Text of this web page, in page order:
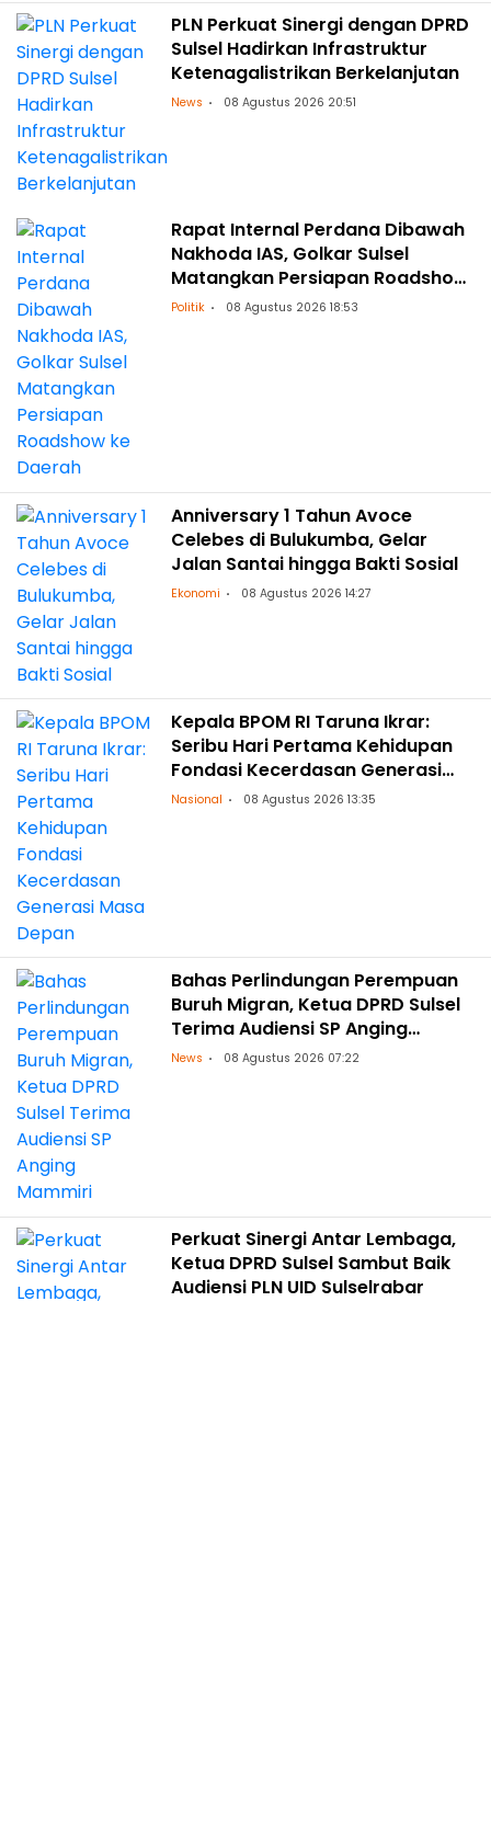
PLN Perkuat Sinergi dengan DPRD
Sulsel Hadirkan Infrastruktur
Ketenagalistrikan Berkelanjutan
News 08 Agustus 2026 20:51
Rapat Internal Perdana Dibawah
Nakhoda IAS, Golkar Sulsel
Matangkan Persiapan Roadshow
ke Daerah
Politik 08 Agustus 2026 18:53
Anniversary 1 Tahun Avoce
Celebes di Bulukumba, Gelar
Jalan Santai hingga Bakti Sosial
Ekonomi 08 Agustus 2026 14:27
Kepala BPOM RI Taruna Ikrar:
Seribu Hari Pertama Kehidupan
Fondasi Kecerdasan Generasi
Masa Depan
Nasional 08 Agustus 2026 13:35
Bahas Perlindungan Perempuan
Buruh Migran, Ketua DPRD Sulsel
Terima Audiensi SP Anging
Mammiri
News 08 Agustus 2026 07:22
Perkuat Sinergi Antar Lembaga,
Ketua DPRD Sulsel Sambut Baik
Audiensi PLN UID Sulselrabar